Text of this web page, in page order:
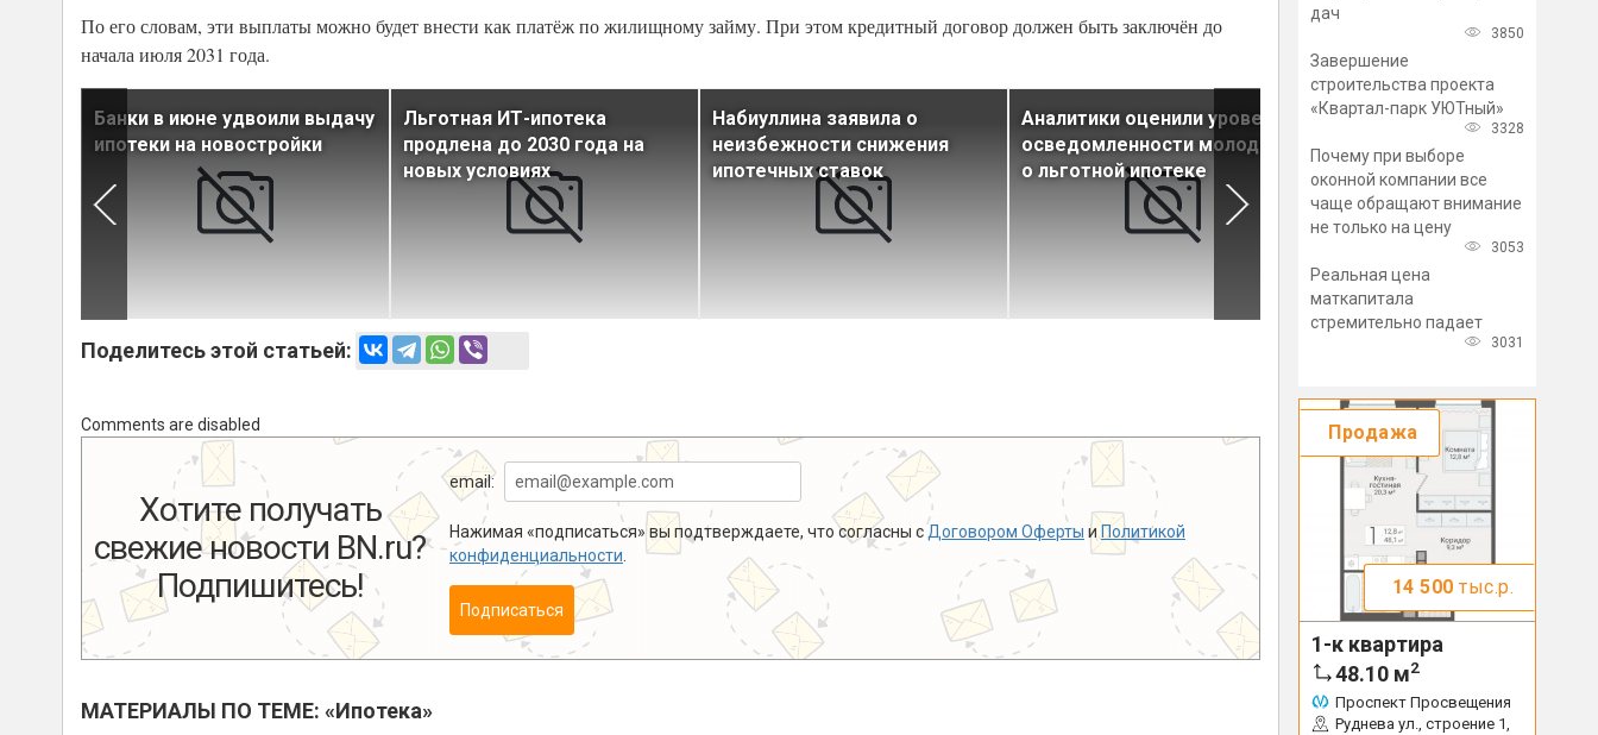
По его словам, эти выплаты можно будет внести как платёж по жилищному займу. При этом кредитный договор должен быть заключён до
начала июля 2031 года.
Банки в июне удвоили выдачу
ипотеки на новостройки
Льготная ИТ-ипотека
продлена до 2030 года на
новых условиях
Набиуллина заявила о
неизбежности снижения
ипотечных ставок
Аналитики оценили уровень
осведомленности молодежи
о льготной ипотеке
Центробанк будет
непрозрачными схемами в
ипотеке
Поделитесь этой статьей:
Comments are disabled
Хотите получать
свежие новости BN.ru?
Подпишитесь!
email:
Нажимая «подписаться» вы подтверждаете, что согласны с Договором Оферты и Политикой
конфиденциальности
Подписаться
МАТЕРИАЛЫ ПО ТЕМЕ: «Ипотека»
дач
3850
Завершение
строительства проекта
«Квартал-парк УЮТный»
3328
Почему при выборе
оконной компании все
чаще обращают внимание
не только на цену
3053
Реальная цена
маткапитала
стремительно падает
3031
Продажа
14 500 тыс.р.
1-к квартира
48.10 м2
Проспект Просвещения
Руднева ул., строение 1,